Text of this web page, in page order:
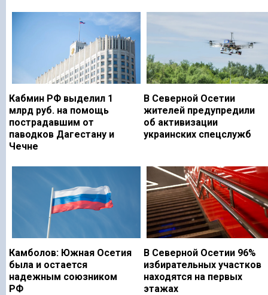
Кабмин РФ выделил 1
млрд руб. на помощь
пострадавшим от
паводков Дагестану и
Чечне
В Северной Осетии
жителей предупредили
об активизации
украинских спецслужб
Камболов: Южная Осетия
была и остается
надежным союзником
РФ
В Северной Осетии 96%
избирательных участков
находятся на первых
этажах